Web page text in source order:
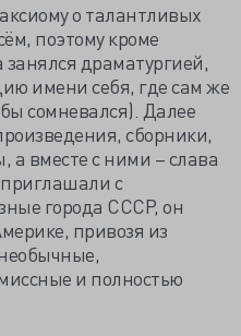
о талантливых
поэтому кроме
занялся драматургией,
имени себя, где сам же
сомневался). Далее
сборники,
а вместе с ними – слава
с
города СССР, он
привозя из
и полностью